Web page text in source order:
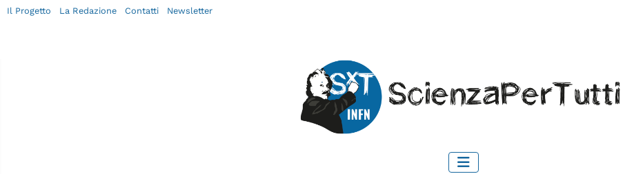
Il Progetto La Redazione Contatti Newsletter